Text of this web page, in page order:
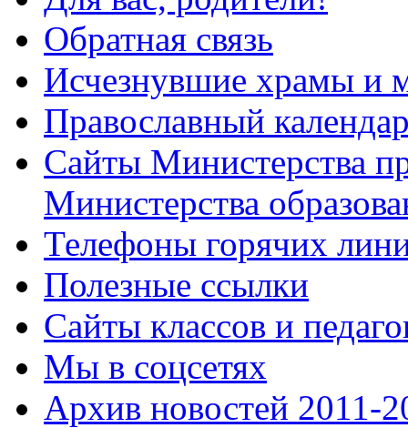
Обратная связь
Исчезнувшие храмы и
Православный
Сайты Министерства
Министерства
Телефоны горячих
Полезные ссылки
Сайты классов и
Мы в соцсетях
Архив новостей 2011-